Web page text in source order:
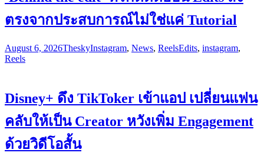
ตรงจากประสบการณ์ไม่ใช่แค่ Tutorial
August 6, 2026TheskyInstagram, News, ReelsEdits, instagram,
Reels
Disney+ ดึง TikToker เข้าแอป เปลี่ยนแฟน
คลับให้เป็น Creator หวังเพิ่ม Engagement
ด้วยวิดีโอสั้น